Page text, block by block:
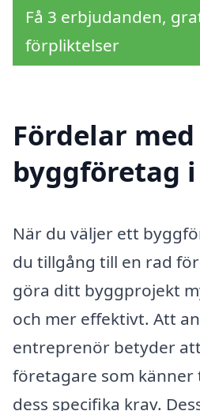
Få 3 erbjudanden,
förpliktelser
Fördelar
byggföretag
När du väljer ett
du tillgång till en rad
göra ditt byggprojekt
och mer effektivt. Att
entreprenör betyder
företagare som känner
dess specifika krav.